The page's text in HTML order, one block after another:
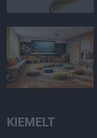
KIEMELT